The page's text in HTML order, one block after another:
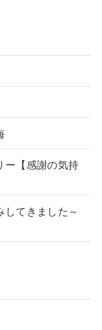
ー【感謝の気持
てきました～